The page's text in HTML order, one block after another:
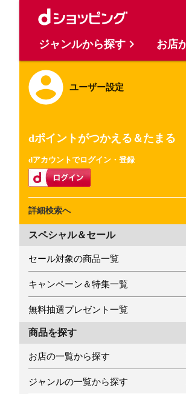
ユーザー設定
dポイントがつかえる＆たまる
dアカウントでログイン・登録
詳細検索へ
スペシャル＆セール
セール対象の商品一覧
キャンペーン＆特集一覧
無料抽選プレゼント一覧
商品を探す
お店の一覧から探す
ジャンルの一覧から探す
ジャンルから探す お店